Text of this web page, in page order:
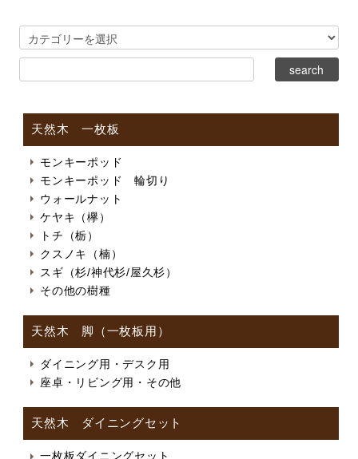
天然木 一枚板
モンキーポッド
モンキーポッド 輪切り
ウォールナット
ケヤキ（欅）
トチ（栃）
クスノキ（楠）
スギ（杉/神代杉/屋久杉）
その他の樹種
天然木 脚（一枚板用）
ダイニング用・デスク用
座卓・リビング用・その他
天然木 ダイニングセット
一枚板ダイニングセット